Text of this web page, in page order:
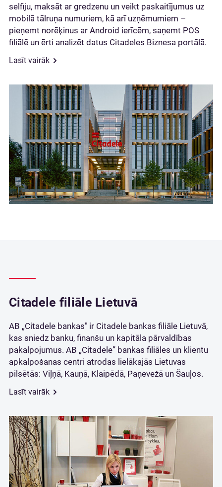
selfiju, maksāt ar gredzenu un veikt paskaitījumus uz
mobilā tālruņa numuriem, kā arī uzņēmumiem –
pieņemt norēķinus ar Android ierīcēm, saņemt POS
filiālē un ērti analizēt datus Citadeles Biznesa portālā.
Lasīt vairāk
Citadele filiāle Lietuvā
AB „Citadele bankas" ir Citadele bankas filiāle Lietuvā,
kas sniedz banku, finanšu un kapitāla pārvaldības
pakalpojumus. AB „Citadele” bankas filiāles un klientu
apkalpošanas centri atrodas lielākajās Lietuvas
pilsētās: Viļņā, Kauņā, Klaipēdā, Paņevežā un Šauļos.
Lasīt vairāk